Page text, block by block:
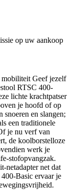
op uw aankoop
Geef jezelf
RTSC 400-
lichte krachtpatser
je hoofd of op
snoeren en slangen;
een traditionele
je nu verf van
de koolborstelloze
werk je
stofopvangzak.
netadapter net dat
Basic ervaar je